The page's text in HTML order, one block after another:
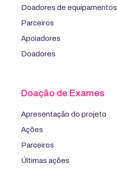
Doadores de equipamentos
Parceiros
Apoiadores
Doadores
Doação de Exames
Apresentação do projeto
Ações
Parceiros
Últimas ações